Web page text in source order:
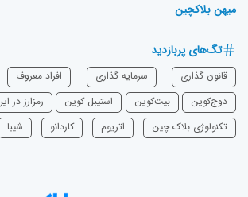
میهن بلاکچین
تگ‌های پربازدید
قانون گذاری سرمایه‌ گذاری افراد معروف
دوج‌کوین
بیت‌کوین استیبل کوین رمزارز در
تکنولوژی بلاک چین
اتریوم ‌کاردانو شیبا